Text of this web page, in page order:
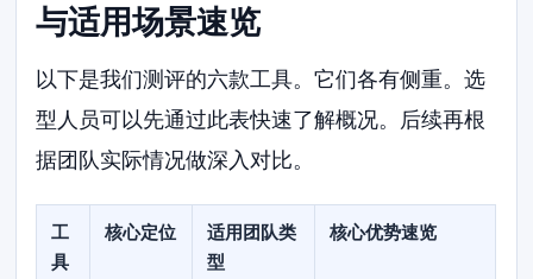
与适用场景速览
以下是我们测评的六款工具。它们各有侧重。选
型人员可以先通过此表快速了解概况。后续再根
据团队实际情况做深入对比。
工
具
核心定位
适用团队类
型
核心优势速览